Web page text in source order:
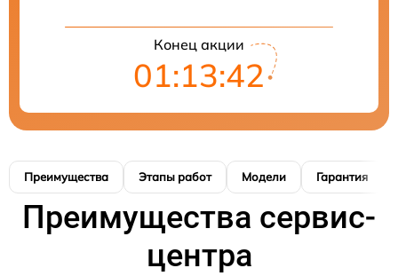
Конец акции
01:13:42
Преимущества Этапы работ Модели Гарантия
Преимущества сервис-
центра